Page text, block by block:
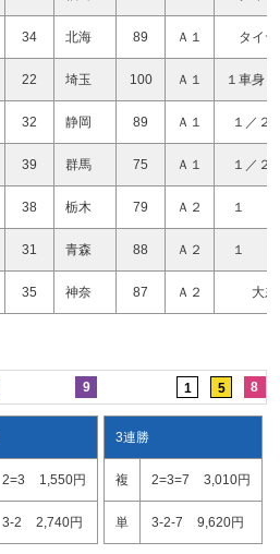
34 北海 89 Ａ１ タイ
22 埼玉 100 Ａ１ １車身
32 静岡 89 Ａ１ １／２
39 群馬 75 Ａ１ １／２
38 栃木 79 Ａ２ １
31 青森 88 Ａ２ １
35 神奈 87 Ａ２ 大差
9 1 5 8
2=3 1,550円
3-2 2,740円
3連勝
複 2=3=7 3,010円
単 3-2-7 9,620円